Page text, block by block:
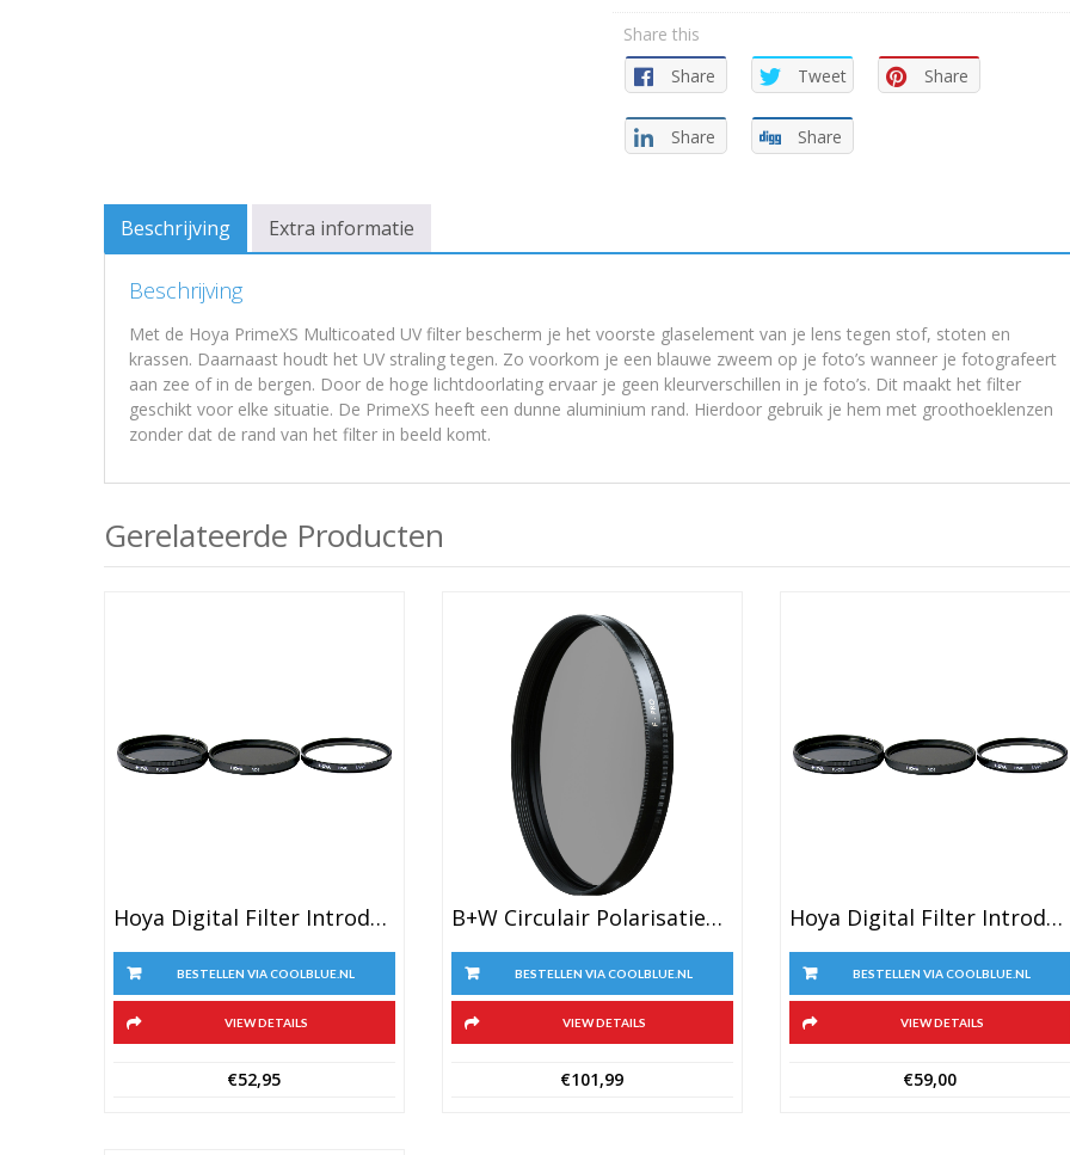
Share this
Share
Tweet Share
Share Share
Beschrijving Extra informatie
Beschrijving
Met de Hoya PrimeXS Multicoated UV filter bescherm je het voorste glaselement van je lens tegen stof, stoten en
krassen. Daarnaast houdt het UV straling tegen. Zo voorkom je een blauwe zweem op je foto’s wanneer je fotografeert
aan zee of in de bergen. Door de hoge lichtdoorlating ervaar je geen kleurverschillen in je foto’s. Dit maakt het filter
geschikt voor elke situatie. De PrimeXS heeft een dunne aluminium rand. Hierdoor gebruik je hem met groothoeklenzen
zonder dat de rand van het filter in beeld komt.
Gerelateerde Producten
Hoya Digital Filter Introduction Kit 52mm
BESTELLEN VIA COOLBLUE.NL
VIEW DETAILS
€52,95
B+W Circulair Polarisatiefilter 77 E
BESTELLEN VIA COOLBLUE.NL
VIEW DETAILS
€101,99
Hoya Digital Filter Introduction Kit 62mm
BESTELLEN VIA COOLBLUE.NL
VIEW DETAILS
€59,00